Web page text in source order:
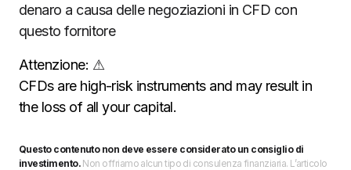
denaro a causa delle negoziazioni in CFD con
questo fornitore
Attenzione: ⚠
CFDs are high-risk instruments and may result in
the loss of all your capital.
Questo contenuto non deve essere considerato un consiglio di
investimento.Non offriamo alcun tipo di consulenza finanziaria. L’articolo